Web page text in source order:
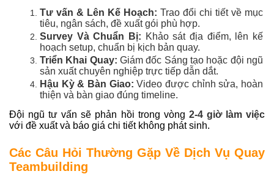
Tư vấn & Lên Kế Hoạch: Trao đổi chi tiết về mục
tiêu, ngân sách, đề xuất gói phù hợp.
Survey Và Chuẩn Bị: Khảo sát địa điểm, lên kế
hoạch setup, chuẩn bị kịch bản quay.
Triển Khai Quay: Giám đốc Sáng tạo hoặc đội ngũ
sản xuất chuyên nghiệp trực tiếp dẫn dắt.
Hậu Kỳ & Bàn Giao: Video được chỉnh sửa, hoàn
thiện và bàn giao đúng timeline.
Đội ngũ tư vấn sẽ phản hồi trong vòng 2-4 giờ làm việc
với đề xuất và báo giá chi tiết không phát sinh.
Các Câu Hỏi Thường Gặp Về Dịch Vụ Quay
Teambuilding